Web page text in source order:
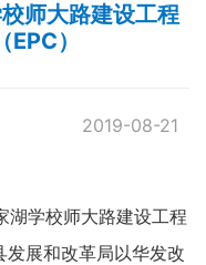
师大路建设工程
）
2019-08-21
湖学校师大路建设工程
发展和改革局 以华发改